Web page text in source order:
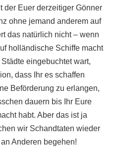
der Euer derzeitiger Gönner
ohne jemand anderem auf
das natürlich nicht – wenn
holländische Schiffe macht
eingebuchtet wart,
dass Ihr es schaffen
Beförderung zu erlangen,
dauern bis Ihr Eure
habt. Aber das ist ja
wir Schandtaten wieder
Anderen begehen!